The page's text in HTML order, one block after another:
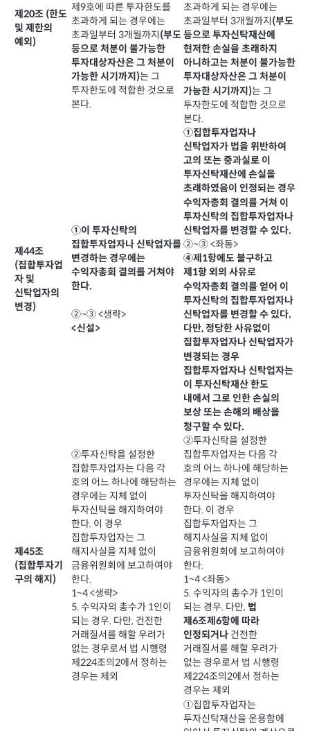
제20조 (한도
및 제한의
예외)
제9호에 따른 투자한도를
초과하게 되는 경우에는
초과일부터 3개월까지 (부도
등으로 처분이 불가능한
투자대상자산은 그 처분이
가능한 시기까지)는 그
투자한도에 적합한 것으로
본다.
초과하게 되는 경우에는
초과일부터 3개월까지 (부도
등으로 투자신탁재산에
현저한 손실을 초래하지
아니하고는 처분이 불가능한
투자대상자산은 그 처분이
가능한 시기까지)는 그
투자한도에 적합한 것으로
본다.
제44조
(집합투자업
자 및
신탁업자의
변경)
①이 투자신탁의
집합투자업자나 신탁업자를
변경하는 경우에는
수익자총회 결의를 거쳐야
한다.
②~③ <생략>
<신설>
①집합투자업자나
신탁업자가 법을 위반하여
고의 또는 중과실로 이
투자신탁재산에 손실을
초래하였음이 인정되는 경우
수익자총회 결의를 거쳐 이
투자신탁의 집합투자업자나
신탁업자를 변경할 수 있다.
②~③ <좌동>
④제1항에도 불구하고
제1항 외의 사유로
수익자총회 결의를 얻어 이
투자신탁의 집합투자업자나
신탁업자를 변경할 수 있다.
다만, 정당한 사유없이
집합투자업자나 신탁업자가
변경되는 경우
집합투자업자나 신탁업자는
이 투자신탁재산 한도
내에서 그로 인한 손실의
보상 또는 손해의 배상을
청구할 수 있다.
제45조
(집합투자기
구의 해지)
②투자신탁을 설정한
집합투자업자는 다음 각
호의 어느 하나에 해당하는
경우에는 지체 없이
투자신탁을 해지하여야
한다. 이 경우
집합투자업자는 그
해지사실을 지체 없이
금융위원회에 보고하여야
한다.
1~4 <생략>
5. 수익자의 총수가 1인이
되는 경우. 다만, 건전한
거래질서를 해할 우려가
없는 경우로서 법 시행령
제224조의2에서 정하는
경우는 제외
②투자신탁을 설정한
집합투자업자는 다음 각
호의 어느 하나에 해당하는
경우에는 지체 없이
투자신탁을 해지하여야
한다. 이 경우
집합투자업자는 그
해지사실을 지체 없이
금융위원회에 보고하여야
한다.
1~4 <좌동>
5. 수익자의 총수가 1인이
되는 경우. 다만, 법
제6조제6항에 따라
인정되거나 건전한
거래질서를 해할 우려가
없는 경우로서 법 시행령
제224조의2에서 정하는
경우는 제외
①집합투자업자는
투자신탁재산을 운용함에